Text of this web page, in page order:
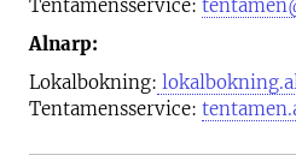
Tentamensservice:
Alnarp:
Lokalbokning:
Tentamensservice: